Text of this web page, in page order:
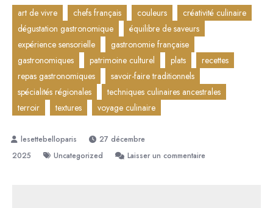
art de vivre chefs français couleurs
créativité culinaire
dégustation gastronomique
équilibre de saveurs
expérience sensorielle
gastronomie française
gastronomiques
patrimoine culturel plats
recettes
repas gastronomiques
savoir-faire traditionnels
spécialités régionales
techniques culinaires ancestrales
terroir
textures voyage culinaire
27 décembre
2025
Uncategorized Laisser un commentairesur